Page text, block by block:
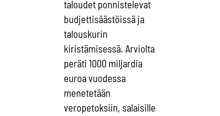
taloudet ponnistelevat
budjettisäästöissä ja
talouskurin
kiristämisessä. Arviolta
peräti 1000 miljardia
euroa vuodessa
menetetään
veropetoksiin, salaisille